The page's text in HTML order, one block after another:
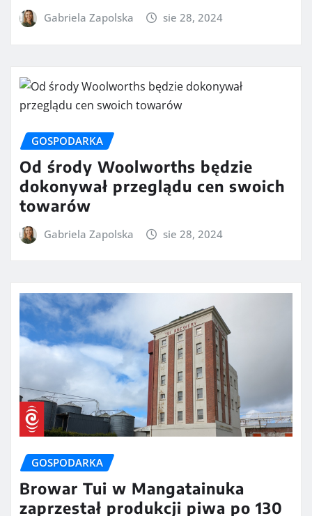
Gabriela Zapolska sie 28, 2024
GOSPODARKA
Od środy Woolworths będzie
dokonywał przeglądu cen swoich
towarów
Gabriela Zapolska sie 28, 2024
GOSPODARKA
Browar Tui w Mangatainuka
zaprzestał produkcji piwa po 130